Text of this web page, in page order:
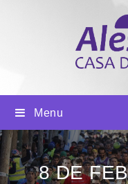
Menu
8 DE